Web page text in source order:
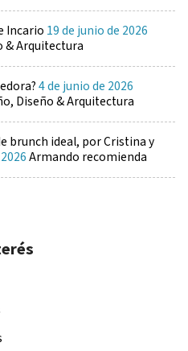
Incario 19 de junio de 2026
& Arquitectura
4 de junio de 2026
Diseño & Arquitectura
brunch ideal, por Cristina y
Armando recomienda